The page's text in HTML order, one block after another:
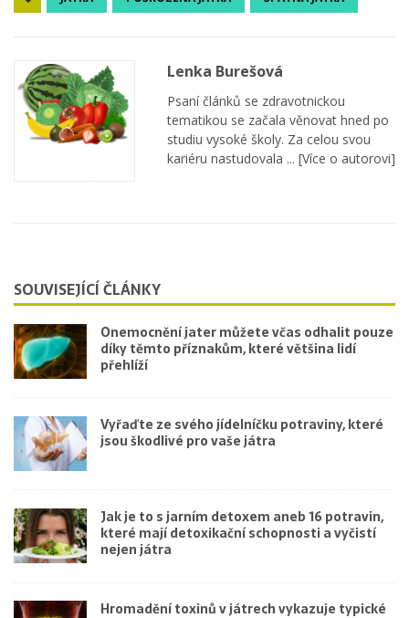
Lenka Burešová
Psaní článků se zdravotnickou
tematikou se začala věnovat hned po
studiu vysoké školy. Za celou svou
kariéru nastudovala ... [Více o autorovi]
SOUVISEJÍCÍ ČLÁNKY
Onemocnění jater můžete včas odhalit pouze
díky těmto příznakům, které většina lidí
přehlíží
Vyřaďte ze svého jídelníčku potraviny, které
jsou škodlivé pro vaše játra
Jak je to s jarním detoxem aneb 16 potravin,
které mají detoxikační schopnosti a vyčistí
nejen játra
Hromadění toxinů v játrech vykazuje typické